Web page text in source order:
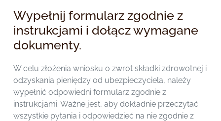
Wypełnij formularz zgodnie z
instrukcjami i dołącz wymagane
dokumenty.
W celu złożenia wniosku o zwrot składki zdrowotnej i
odzyskania pieniędzy od ubezpieczyciela, należy
wypełnić odpowiedni formularz zgodnie z
instrukcjami. Ważne jest, aby dokładnie przeczytać
wszystkie pytania i odpowiedzieć na nie zgodnie z